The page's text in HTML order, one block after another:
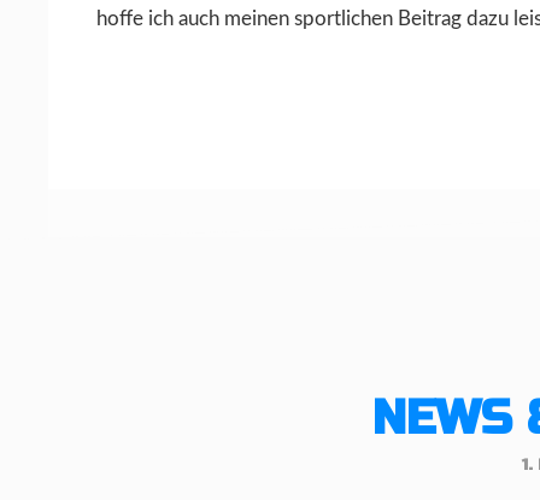
hoffe ich auch meinen sportlichen Beitrag dazu
NEWS
1.